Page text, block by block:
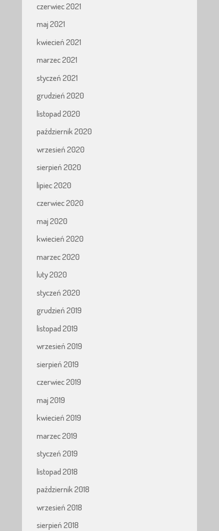
czerwiec 2021
maj 2021
kwiecień 2021
marzec 2021
styczeń 2021
grudzień 2020
listopad 2020
październik 2020
wrzesień 2020
sierpień 2020
lipiec 2020
czerwiec 2020
maj 2020
kwiecień 2020
marzec 2020
luty 2020
styczeń 2020
grudzień 2019
listopad 2019
wrzesień 2019
sierpień 2019
czerwiec 2019
maj 2019
kwiecień 2019
marzec 2019
styczeń 2019
listopad 2018
październik 2018
wrzesień 2018
sierpień 2018